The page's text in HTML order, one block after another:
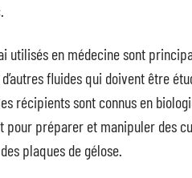
utilisés en médecine sont
d’autres fluides qui doivent être
récipients sont connus en
pour préparer et manipuler des
plaques de gélose.